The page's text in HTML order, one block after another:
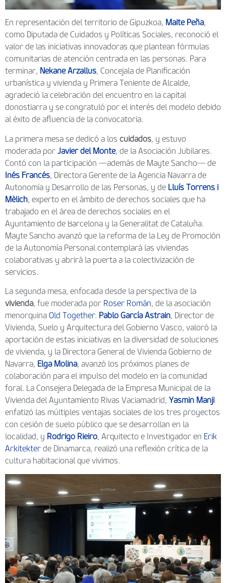
En representación del territorio de Gipuzkoa, Maite Peña,
como Diputada de Cuidados y Políticas Sociales, reconoció el
valor de las iniciativas innovadoras que plantean fórmulas
comunitarias de atención centrada en las personas. Para
terminar, Nekane Arzallus, Concejala de Planificación
urbanística y vivienda y Primera Teniente de Alcalde,
agradeció la celebración del encuentro en la capital
donostiarra y se congratuló por el interés del modelo debido
al éxito de afluencia de la convocatoria.
La primera mesa se dedicó a los cuidados, y estuvo
moderada por Javier del Monte, de la Asociación Jubilares.
Contó con la participación —además de Mayte Sancho— de
Inés Francés, Directora Gerente de la Agencia Navarra de
Autonomía y Desarrollo de las Personas, y de Lluís Torrens i
Mèlich, experto en el ámbito de derechos sociales que ha
trabajado en el área de derechos sociales en el
Ayuntamiento de Barcelona y la Generalitat de Cataluña.
Mayte Sancho avanzó que la reforma de la Ley de Promoción
de la Autonomía Personal contemplará las viviendas
colaborativas y abrirá la puerta a la colectivización de
servicios.
La segunda mesa, enfocada desde la perspectiva de la
vivienda, fue moderada por Roser Román, de la asociación
menorquina Old Together. Pablo García Astrain, Director de
Vivienda, Suelo y Arquitectura del Gobierno Vasco, valoró la
aportación de estas iniciativas en la diversidad de soluciones
de vivienda, y la Directora General de Vivienda Gobierno de
Navarra, Elga Molina, avanzó los próximos planes de
colaboración para el impulso del modelo en la comunidad
foral. La Consejera Delegada de la Empresa Municipal de la
Vivienda del Ayuntamiento Rivas Vaciamadrid, Yasmin Manji
enfatizó las múltiples ventajas sociales de los tres proyectos
con cesión de suelo público que se desarrollan en la
localidad, y Rodrigo Rieiro, Arquitecto e Investigador en Erik
Arkitekter de Dinamarca, realizó una reflexión crítica de la
cultura habitacional que vivimos.